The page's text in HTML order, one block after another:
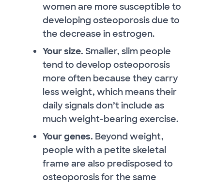
women are more susceptible to
developing osteoporosis due to
the decrease in estrogen.
Your size. Smaller, slim people
tend to develop osteoporosis
more often because they carry
less weight, which means their
daily signals don’t include as
much weight-bearing exercise.
Your genes. Beyond weight,
people with a petite skeletal
frame are also predisposed to
osteoporosis for the same